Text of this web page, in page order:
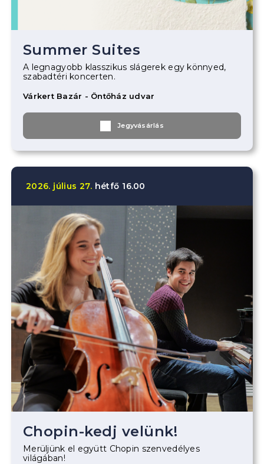
Summer Suites
A legnagyobb klasszikus slágerek egy könnyed,
szabadtéri koncerten.
Várkert Bazár - Öntőház udvar
Jegyvásárlás
2026. július 27. hétfő 16.00
Chopin-kedj velünk!
Merüljünk el együtt Chopin szenvedélyes
világában!